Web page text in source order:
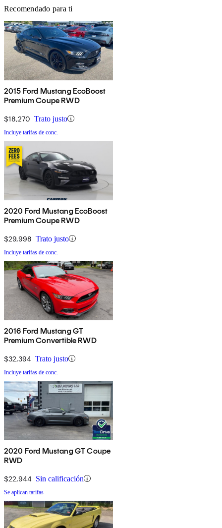
Recomendado para ti
2015 Ford Mustang EcoBoost
Premium Coupe RWD
$18,270 Trato justo
Incluye tarifas de conc.
2020 Ford Mustang EcoBoost
Premium Coupe RWD
$29,998 Trato justo
Incluye tarifas de conc.
2016 Ford Mustang GT
Premium Convertible RWD
$32,394 Trato justo
Incluye tarifas de conc.
2020 Ford Mustang GT Coupe
RWD
$22,944 Sin calificación
Se aplican tarifas